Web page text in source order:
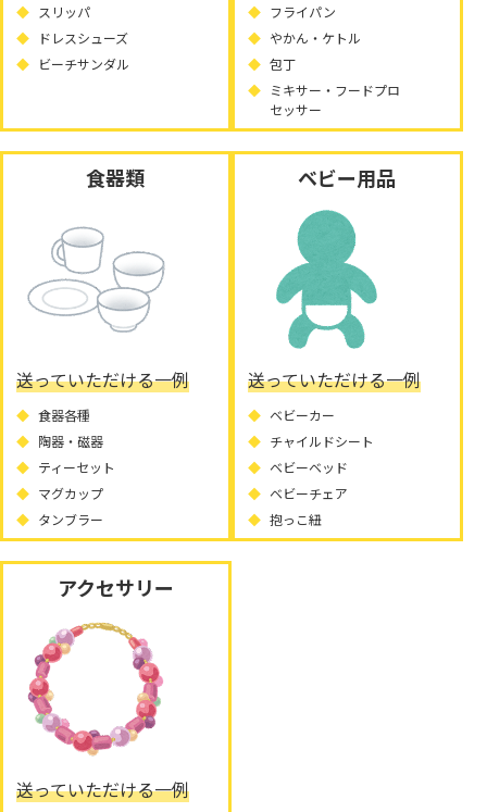
スリッパ
ドレスシューズ
ビーチサンダル
フライパン
やかん・ケトル
包丁
ミキサー・フードプロ
セッサー
食器類
送っていただける一例
食器各種
陶器・磁器
ティーセット
マグカップ
タンブラー
ベビー用品
送っていただける一例
ベビーカー
チャイルドシート
ベビーベッド
ベビーチェア
抱っこ紐
アクセサリー
送っていただける一例